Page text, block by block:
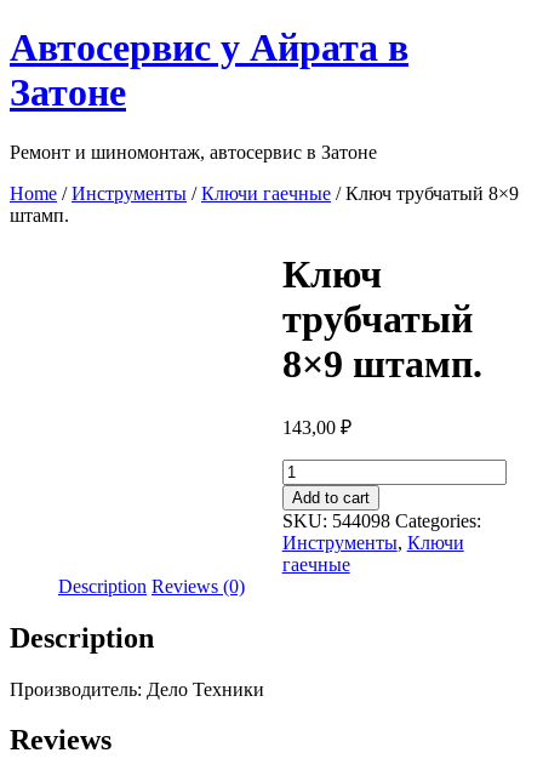
Перейти
к
содержимому
Автосервис у Айрата в
Затоне
Ремонт и шиномонтаж, автосервис в Затоне
Home /Инструменты /Ключи гаечные / Ключ трубчатый 8×9
штамп.
Ключ
трубчатый
8×9 штамп.
143,00 ₽
Ключ
трубчатый
8x9
штамп.
quantity
Add to cart
SKU: 544098 Categories:
Инструменты, Ключи
гаечные
Description Reviews (0)
Description
Производитель: Дело Техники
Reviews